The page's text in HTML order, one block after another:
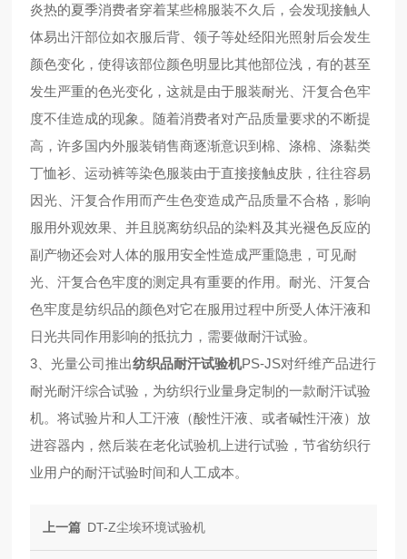
炎热的夏季消费者穿着某些棉服装不久后，会发现接触人
体易出汗部位如衣服后背、领子等处经阳光照射后会发生
颜色变化，使得该部位颜色明显比其他部位浅，有的甚至
发生严重的色光变化，这就是由于服装耐光、汗复合色牢
度不佳造成的现象。随着消费者对产品质量要求的不断提
高，许多国内外服装销售商逐渐意识到棉、涤棉、涤黏类
丁恤衫、运动裤等染色服装由于直接接触皮肤，往往容易
因光、汗复合作用而产生色变造成产品质量不合格，影响
服用外观效果、并且脱离纺织品的染料及其光褪色反应的
副产物还会对人体的服用安全性造成严重隐患，可见耐
光、汗复合色牢度的测定具有重要的作用。耐光、汗复合
色牢度是纺织品的颜色对它在服用过程中所受人体汗液和
日光共同作用影响的抵抗力，需要做耐汗试验。
3、光量公司推出纺织品耐汗试验机PS-JS对纤维产品进行
耐光耐汗综合试验，为纺织行业量身定制的一款耐汗试验
机。将试验片和人工汗液（酸性汗液、或者碱性汗液）放
进容器内，然后装在老化试验机上进行试验，节省纺织行
业用户的耐汗试验时间和人工成本。
上一篇 DT-Z尘埃环境试验机